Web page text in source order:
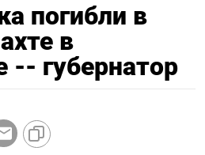
погибли в
в
-- губернатор